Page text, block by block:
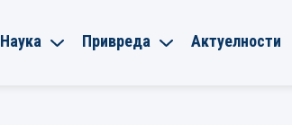
Наука Привреда Актуелности